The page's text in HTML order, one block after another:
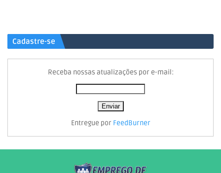
Cadastre-se
Receba nossas atualizações por e-mail:
Entregue por FeedBurner